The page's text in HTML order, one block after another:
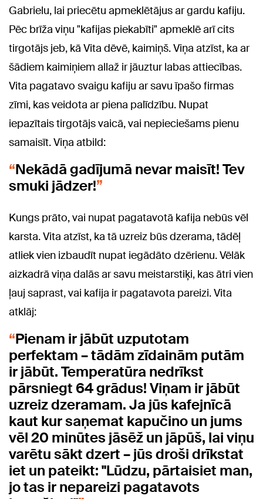
Gabrielu, lai priecētu apmeklētājus ar gardu kafiju.
Pēc brīža viņu "kafijas piekabīti" apmeklē arī cits
tirgotājs jeb, kā Vita dēvē, kaimiņš. Viņa atzīst, ka ar
šādiem kaimiņiem allaž ir jāuztur labas attiecības.
Vita pagatavo svaigu kafiju ar savu īpašo firmas
zīmi, kas veidota ar piena palīdzību. Nupat
iepazītais tirgotājs vaicā, vai nepieciešams pienu
samaisīt. Viņa atbild:
Nekādā gadījumā nevar maisīt! Tev
smuki jādzer!
Kungs prāto, vai nupat pagatavotā kafija nebūs vēl
karsta. Vita atzīst, ka tā uzreiz būs dzerama, tādēļ
atliek vien izbaudīt nupat iegādāto dzērienu. Vēlāk
aizkadrā viņa dalās ar savu meistarstiķi, kas ātri vien
ļauj saprast, vai kafija ir pagatavota pareizi. Vita
atklāj:
Pienam ir jābūt uzputotam
perfektam – tādām zīdainām putām
ir jābūt. Temperatūra nedrīkst
pārsniegt 64 grādus! Viņam ir jābūt
uzreiz dzeramam. Ja jūs kafejnīcā
kaut kur saņemat kapučino un jums
vēl 20 minūtes jāsēž un jāpūš, lai viņu
varētu sākt dzert – jūs droši drīkstat
iet un pateikt: "Lūdzu, pārtaisiet man,
jo tas ir nepareizi pagatavots